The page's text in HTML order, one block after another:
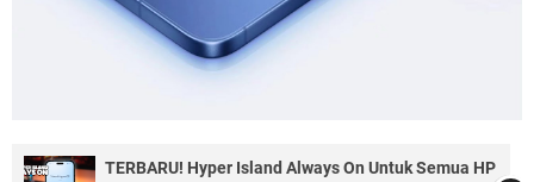
TERBARU! Hyper Island Always On Untuk Semua HP